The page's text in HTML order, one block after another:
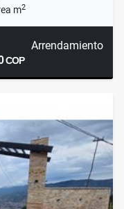
m2
Arrendamiento
COP